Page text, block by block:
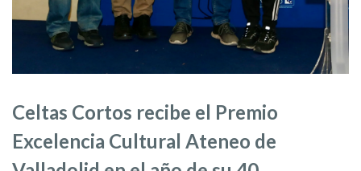
Celtas Cortos recibe el Premio
Excelencia Cultural Ateneo de